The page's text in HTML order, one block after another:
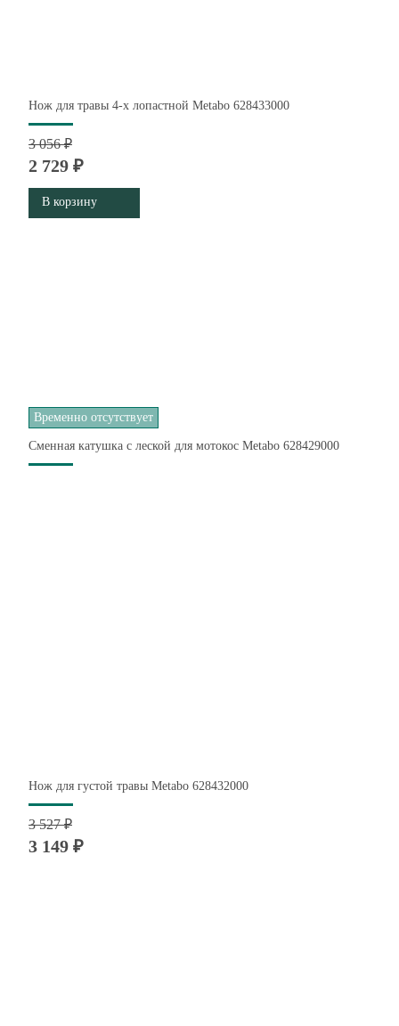
Нож для травы 4-х лопастной Metabo 628433000
3 056 ₽
2 729 ₽
В корзину
Временно отсутствует
Сменная катушка с леской для мотокос Metabo 628429000
Нож для густой травы Metabo 628432000
3 527 ₽
3 149 ₽